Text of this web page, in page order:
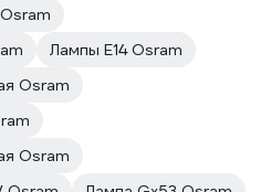
Лампы E14 Osram
Osram
Osram